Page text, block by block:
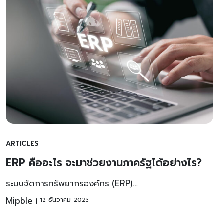
ARTICLES
ERP คืออะไร จะมาช่วยงานภาครัฐได้อย่างไร?
ระบบจัดการทรัพยากรองค์กร (ERP)…
Mipble
12 ธันวาคม 2023